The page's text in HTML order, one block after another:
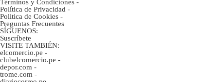
Términos y Condiciones -
Política de Privacidad -
Politica de Cookies -
Preguntas Frecuentes
SÍGUENOS:
Suscríbete
VISITE TAMBIÉN:
elcomercio.pe -
clubelcomercio.pe -
depor.com -
trome.com -